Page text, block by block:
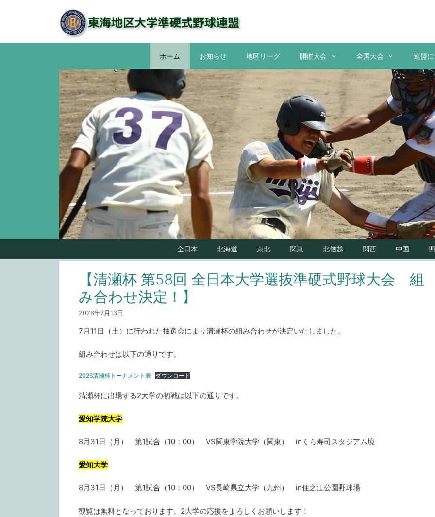
ン
ホーム お知らせ 地区リーグ 開催大会 全国大会 連盟
全日本 北海道 東北 関東 北信越 関西 中国
【清瀬杯 第58回 全日本大学選抜準硬式野球大会 組
み合わせ決定！】
2026年7月13日
7月11日（土）に行われた抽選会により清瀬杯の組み合わせが決定いたしました。
組み合わせは以下の通りです。
2026清瀬杯トーナメント表 ダウンロード
清瀬杯に出場する2大学の初戦は以下の通りです。
愛知学院大学
8月31日（月） 第1試合（10：00） VS関東学院大学（関東） inくら寿司スタジアム境
愛知大学
8月31日（月） 第1試合（10：00） VS長崎県立大学（九州） in住之江公園野球場
観覧は無料となっております。2大学の応援をよろしくお願いします！